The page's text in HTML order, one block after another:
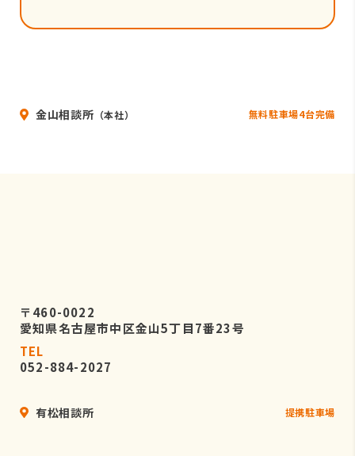
金山相談所 （本社） 無料駐車場4台完備
〒460-0022
愛知県名古屋市中区金山5丁目7番23号
TEL
052-884-2027
有松相談所 提携駐車場